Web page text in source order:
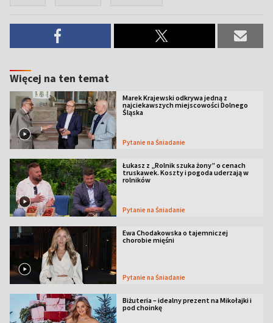
Więcej na ten temat
Marek Krajewski odkrywa jedną z
najciekawszych miejscowości Dolnego
Śląska
Pytanie na Śniadanie
Łukasz z „Rolnik szuka żony” o cenach
truskawek. Koszty i pogoda uderzają w
rolników
Pytanie na Śniadanie
Ewa Chodakowska o tajemniczej
chorobie mięśni
Pytanie na Śniadanie
Biżuteria – idealny prezent na Mikołajki i
pod choinkę